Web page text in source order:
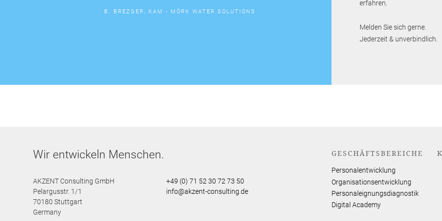
B. BREZGER, KAM - MÖRK WATER SOLUTIONS
erfahren.
Melden Sie sich gerne.
Jederzeit & unverbindlich.
Wir entwickeln Menschen.
AKZENT Consulting GmbH
Pelargusstr. 1/1
70180 Stuttgart
Germany
+49 (0) 71 52 30 72 73 50
info@akzent-consulting.de
GESCHÄFTSBEREICHE
Personalentwicklung
Organisationsentwicklung
Personaleignungsdiagnostik
Digital Academy